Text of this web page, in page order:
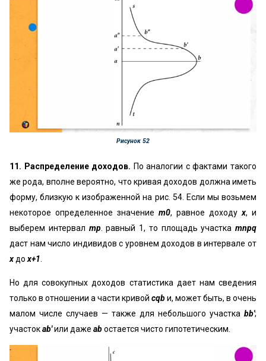
Рисунок 52
11. Распределение доходов. По аналогии с фактами такого
же рода, вполне вероятно, что кривая доходов должна иметь
форму, близкую к изображенной на рис. 54. Если мы возьмем
некоторое определенное значение m0, равное доходу х, и
выберем интервал mp. равный 1, то площадь участка mnpq
даст нам число индивидов с уровнем доходов в интервале от
x до x+1
Но для совокупных доходов статистика дает нам сведения
только в отношении а части кривой cqbи, может быть, в очень
малом числе случаев — также для небольшого участка bb';
участокab'или даже аbостается чисто гипотетическим.